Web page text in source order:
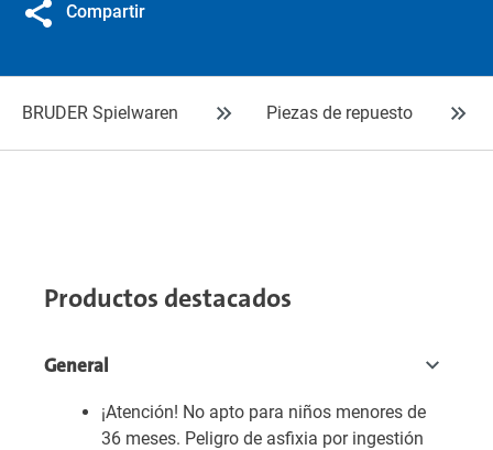
Compartir
BRUDER Spielwaren Piezas de repuesto
Productos destacados
General
¡Atención! No apto para niños menores de
36 meses. Peligro de asfixia por ingestión